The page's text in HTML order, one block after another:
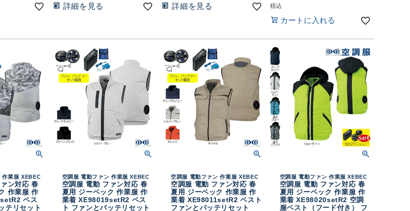
詳細を見る 詳細を見る 税込
カートに入れる
作業服 XEBEC
ン対応 春
作業服 作
ベス
テリセット
空調服 電動ファン 作業服 XEBEC
空調服 電動 ファン対応 春
夏用 ジーベック 作業服 作
業着 XE98019setR2 ベス
ト ファンとバッテリセット
空調服 電動ファン 作業服 XEBEC
空調服 電動 ファン対応 春
夏用 ジーベック 作業服 作
業着 XE98011setR2 ベスト
ファンとバッテリセット
空調服 電動ファン 作業服 XEBEC
空調服 電動 ファン対応 春
夏用 ジーベック 作業服 作
業着 XE98020setR2 空調
服ベスト（フード付き） フ